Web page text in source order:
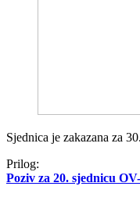
Sjednica je zakazana za
Prilog:
Poziv za 20. sjednicu